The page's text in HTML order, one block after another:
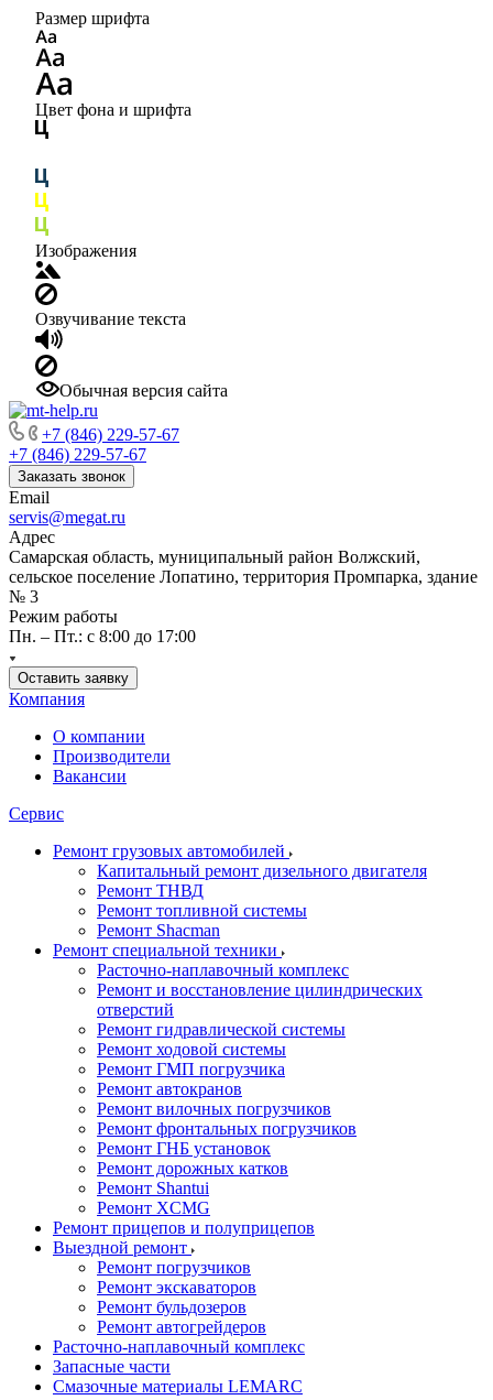
Размер шрифта
Цвет фона и шрифта
Изображения
Озвучивание текста
Обычная версия сайта
+7 (846) 229-57-67
+7 (846) 229-57-67
Заказать звонок
Email
servis@megat.ru
Адрес
Самарская область, муниципальный район Волжский,
сельское поселение Лопатино, территория Промпарка, здание
№ 3
Режим работы
Пн. – Пт.: с 8:00 до 17:00
Оставить заявку
Компания
О компании
Производители
Вакансии
Сервис
Ремонт грузовых автомобилей
Капитальный ремонт дизельного двигателя
Ремонт ТНВД
Ремонт топливной системы
Ремонт Shacman
Ремонт специальной техники
Расточно-наплавочный комплекс
Ремонт и восстановление цилиндрических
отверстий
Ремонт гидравлической системы
Ремонт ходовой системы
Ремонт ГМП погрузчика
Ремонт автокранов
Ремонт вилочных погрузчиков
Ремонт фронтальных погрузчиков
Ремонт ГНБ установок
Ремонт дорожных катков
Ремонт Shantui
Ремонт XCMG
Ремонт прицепов и полуприцепов
Выездной ремонт
Ремонт погрузчиков
Ремонт экскаваторов
Ремонт бульдозеров
Ремонт автогрейдеров
Расточно-наплавочный комплекс
Запасные части
Смазочные материалы LEMARC